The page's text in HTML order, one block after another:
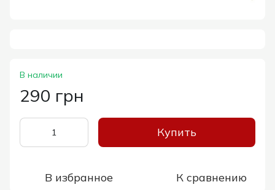
В наличии
290 грн
Купить
В избранное К сравнению